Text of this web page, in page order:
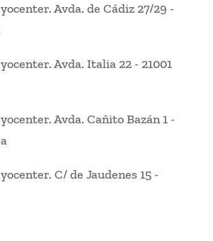
.Avda. de Cádiz 27/29 -
.Avda. Italia 22- 21001
.Avda. Cañito Bazán 1-
. C/ de Jaudenes 15-